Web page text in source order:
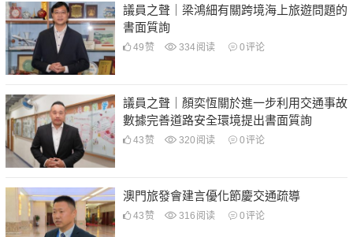
議員之聲｜梁鴻細有關跨境海上旅遊問題的
書面質詢
49 赞 334阅读 0评论
議員之聲｜顏奕恆關於進一步利用交通事故
數據完善道路安全環境提出書面質詢
43 赞 320 阅读 0评论
澳門旅發會建言優化節慶交通疏導
43 赞 316 阅读 0评论